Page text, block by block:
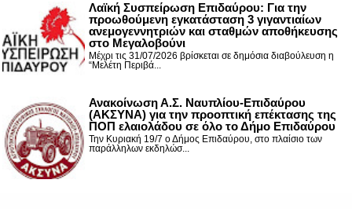
Λαϊκή Συσπείρωση Επιδαύρου: Για την
προωθούμενη εγκατάσταση 3 γιγαντιαίων
ανεμογεννητριών και σταθμών αποθήκευσης
στο Μεγαλοβούνι
Μέχρι τις 31/07/2026 βρίσκεται σε δημόσια διαβούλευση η
“Μελέτη Περιβά...
Ανακοίνωση Α.Σ. Ναυπλίου-Επιδαύρου
(ΑΚΣΥΝΑ) για την προοπτική επέκτασης της
ΠΟΠ ελαιολάδου σε όλο το Δήμο Επιδαύρου
Την Κυριακή 19/7 ο Δήμος Επιδαύρου, στο πλαίσιο των
παράλληλων εκδηλώσ...